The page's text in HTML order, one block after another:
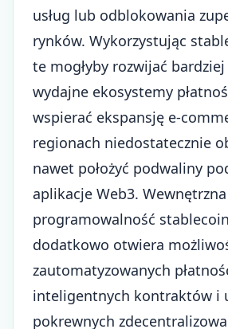
usług lub odblokowania
rynków. Wykorzystując
te mogłyby rozwijać
wydajne ekosystemy
wspierać ekspansję e-
regionach niedostatecznie
nawet położyć podwaliny
aplikacje Web3. Wewnętrzna
programowalność
dodatkowo otwiera
zautomatyzowanych
inteligentnych kontraktów i
pokrewnych